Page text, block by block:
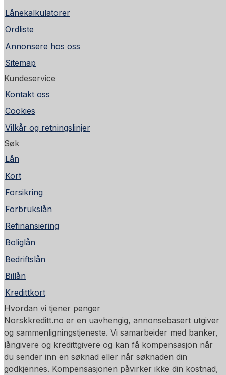
Lånekalkulatorer
Ordliste
Annonsere hos oss
Sitemap
Kundeservice
Kontakt oss
Cookies
Vilkår og retningslinjer
Søk
Lån
Kort
Forsikring
Forbrukslån
Refinansiering
Boliglån
Bedriftslån
Billån
Kredittkort
Hvordan vi tjener penger
Norskkreditt.no er en uavhengig, annonsebasert utgiver
og sammenligningstjeneste. Vi samarbeider med banker,
långivere og kredittgivere og kan få kompensasjon når
du sender inn en søknad eller når søknaden din
godkjennes. Kompensasjonen påvirker ikke din kostnad,